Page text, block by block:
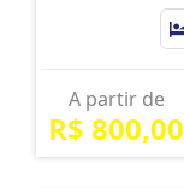
A partir de
R$ 800,00